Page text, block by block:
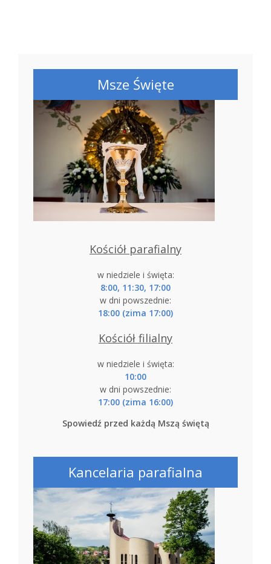
Msze Święte
Kościół parafialny
w niedziele i święta:
8:00, 11:30, 17:00
w dni powszednie:
18:00 (zima 17:00)
Kościół filialny
w niedziele i święta:
10:00
w dni powszednie:
17:00 (zima 16:00)
Spowiedź przed każdą Mszą świętą
Kancelaria parafialna